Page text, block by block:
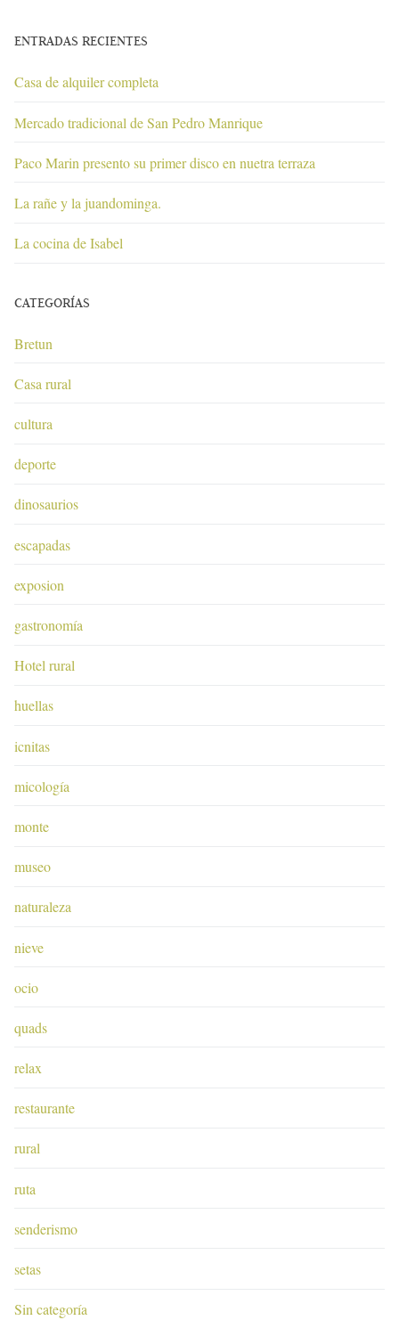
ENTRADAS RECIENTES
Casa de alquiler completa
Mercado tradicional de San Pedro Manrique
Paco Marin presento su primer disco en nuetra terraza
La rañe y la juandominga.
La cocina de Isabel
CATEGORÍAS
Bretun
Casa rural
cultura
deporte
dinosaurios
escapadas
exposion
gastronomía
Hotel rural
huellas
icnitas
micología
monte
museo
naturaleza
nieve
ocio
quads
relax
restaurante
rural
ruta
senderismo
setas
Sin categoría